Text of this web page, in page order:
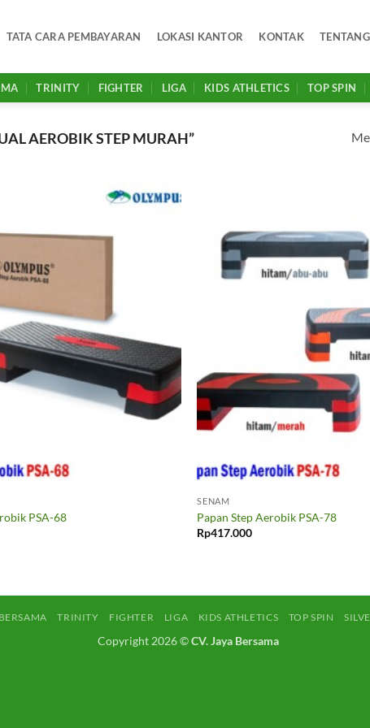
TATA CARA PEMBAYARAN LOKASI KANTOR KONTAK
TRINITY FIGHTER LIGA KIDS ATHLETICS TOP SPIN
AEROBIK STEP MURAH”
PSA-68
SENAM
Papan Step Aerobik PSA-78
Rp417.000
TRINITY FIGHTER LIGA KIDS ATHLETICS TOP SPIN
Copyright 2026 ©CV. Jaya Bersama